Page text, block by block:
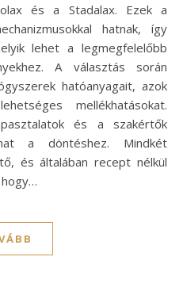
és a Stadalax. Ezek a
hatnak, így
lehet a legmegfelelőbb
A választás során
hatóanyagait, azok
mellékhatásokat.
és a szakértők
a döntéshez. Mindkét
és általában recept nélkül